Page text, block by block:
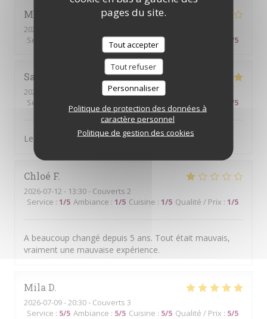
pages du site.
Tout accepter
Tout refuser
Personnaliser
Politique de protection des données à
caractère personnel
Politique de gestion des cookies
Mariam
2026-07-14
Service
Ambiance:5/5 Cuisine:3 /5
Sabine
2026-07-14
- 13:00 - Couverts 4
Service
/5
Le cadre, le choix des mets et l.amabilité du personnel
Chloé F
2026-07-12 - 13:30 - Couverts 2
Service : 1/5 Ambiance : 1/5 Cuisine : 1/5 Qualité / Prix : 1/5
A beaucoup changé depuis 5 ans. Tout était mauvais,
vraiment une mauvaise expérience.
Mila D
2026-07-09- 20:30 - Couverts 3
Service : 5/5 Ambiance : 5/5 Cuisine : 5/5 Qualité / Prix : 5/5